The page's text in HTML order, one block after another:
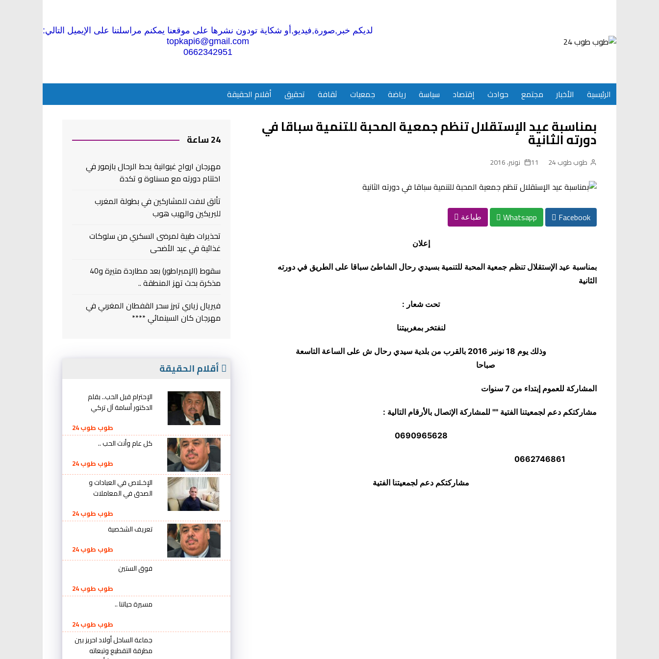
لديكم خبر,صورة,فيديو,أو شكاية تودون نشرها على موقعنا يمكنم مراسلتنا على الإيميل التالي:
topkapi6@gmail.com
0662342951
الرئيسية الأخبار مجتمع حوادث إقتصاد سياسة رياضة جمعيات ثقافة تحقيق أقلام الحقيقة
بمناسبة عيد الإستقلال تنظم جمعية المحبة للتنمية سباقا في
دورته الثانية
طوب طوب 24 11 نونبر، 2016
Facebook
Whatsapp طباعة
إعلان
بمناسبة عيد الإستقلال تنظم جمعية المحبة للتنمية بسيدي رحال الشاطئ سباقا على الطريق في دورته
الثانية
تحت شعار :
لنفتخر بمغربيتنا
وذلك يوم 18 نونبر 2016 بالقرب من بلدية سيدي رحال ش على الساعة التاسعة
صباحا
المشاركة للعموم إبتداء من 7 سنوات
مشاركتكم دعم لجمعيتنا الفتية "" للمشاركة الإتصال بالأرقام التالية :
0690965628
0662746861
مشاركتكم دعم لجمعيتنا الفتية
24 ساعة
مهرجان ارواح غيوانية يحط الرحال بازمور في
اختتام دورته مع مسناوة و تكدة
تألق لافت للمشاركين في بطولة المغرب
للبريكين والهيب هوب
تحذيرات طبية لمرضى السكري من سلوكات
غذائية في عيد الأضحى
سقوط (الإمبراطور) بعد مطاردة متيرة و40
مذكرة بحث تهز المنطقة ..
فيريال زياري تبرز سحر القفطان المغربي في
مهرجان كان السينمائي ****
أقلام الحقيقة
الإحترام قبل الحب.. بقلم
الدكتور أسامة آل تركي
طوب طوب 24
كل عام وأنت الحب ..
طوب طوب 24
الإخـلاص في العبادات و
الصدق في المعاملات
طوب طوب 24
تعريف الشخصية
طوب طوب 24
فوق الستين
طوب طوب 24
مسيرة حياتنا ..
طوب طوب 24
جماعة الساحل أولاد احريز بين
مطرقة التقطيع وتبعاته